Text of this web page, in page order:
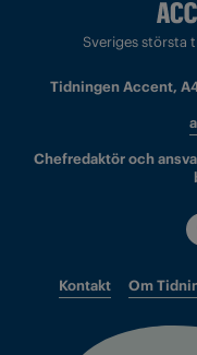
Sveriges största
Tidningen Accent,
Chefredaktör och
Kontakt Om